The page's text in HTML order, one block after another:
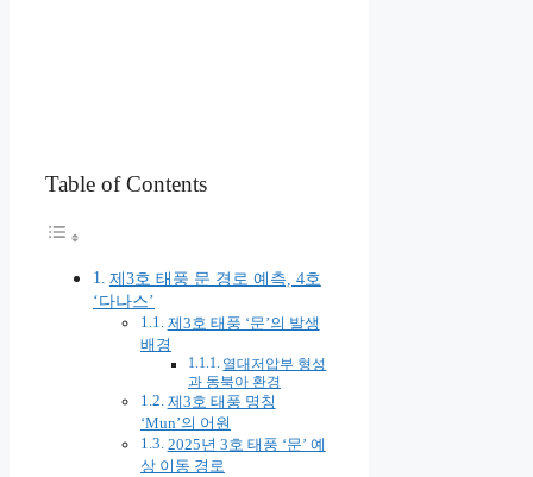
Table of Contents
제3호 태풍 문 경로 예측, 4호
‘다나스’
제3호 태풍 ‘문’의 발생
배경
열대저압부 형성
과 동북아 환경
제3호 태풍 명칭
‘Mun’의 어원
2025년 3호 태풍 ‘문’ 예
상 이동 경로